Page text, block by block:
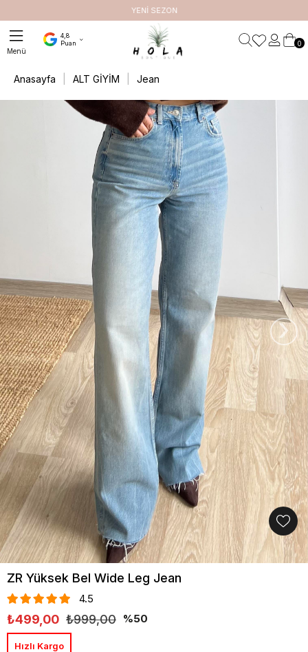
YENİ SEZON
4,8
Puan
0
Anasayfa ALT GİYİM Jean
›
ZR Yüksek Bel Wide Leg Jean
4.5
₺999,00
₺499,00 50
Hızlı Kargo